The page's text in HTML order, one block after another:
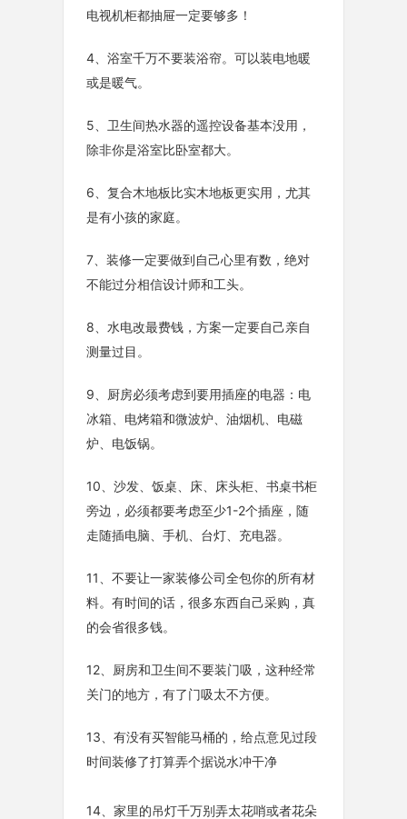
电视机柜都抽屉一定要够多！
4、浴室千万不要装浴帘。可以装电地暖
或是暖气。
5、卫生间热水器的遥控设备基本没用，
除非你是浴室比卧室都大。
6、复合木地板比实木地板更实用，尤其
是有小孩的家庭。
7、装修一定要做到自己心里有数，绝对
不能过分相信设计师和工头。
8、水电改最费钱，方案一定要自己亲自
测量过目。
9、厨房必须考虑到要用插座的电器：电
冰箱、电烤箱和微波炉、油烟机、电磁
炉、电饭锅。
10、沙发、饭桌、床、床头柜、书桌书柜
旁边，必须都要考虑至少1-2个插座，随
走随插电脑、手机、台灯、充电器。
11、不要让一家装修公司全包你的所有材
料。有时间的话，很多东西自己采购，真
的会省很多钱。
12、厨房和卫生间不要装门吸，这种经常
关门的地方，有了门吸太不方便。
13、有没有买智能马桶的，给点意见过段
时间装修了打算弄个据说水冲干净
14、家里的吊灯千万别弄太花哨或者花朵